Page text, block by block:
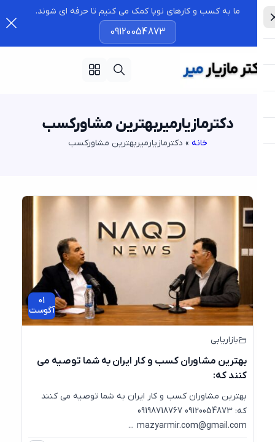
ما به کسب و کارهای نوپا کمک می کنیم تا حرفه ای شوند.
09120054873
دکترمازیارمیربهترین مشاورکسب
»دکترمازیارمیربهترین مشاورکسب
01
آگوست
بازاریابی
بهترین مشاوران کسب و کار ایران به شما توصیه می
کنند که:
بهترین مشاوران کسب و کار ایران به شما توصیه می کنند
که: 09120054873 09198718767
mazyarmir.com@gmail.com ...